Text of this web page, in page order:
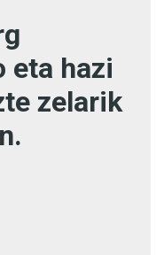
eta hazi
zelarik